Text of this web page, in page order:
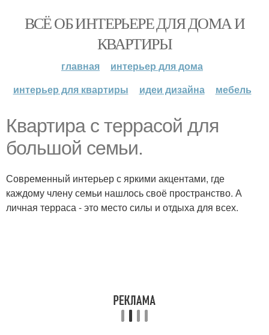
ВСЁ ОБ ИНТЕРЬЕРЕ ДЛЯ ДОМА И
КВАРТИРЫ
главная
интерьер для дома
интерьер для квартиры
идеи дизайна мебель
Квартира с террасой для
большой семьи.
Современный интерьер с яркими акцентами, где
каждому члену семьи нашлось своё пространство. А
личная терраса - это место силы и отдыха для всех.